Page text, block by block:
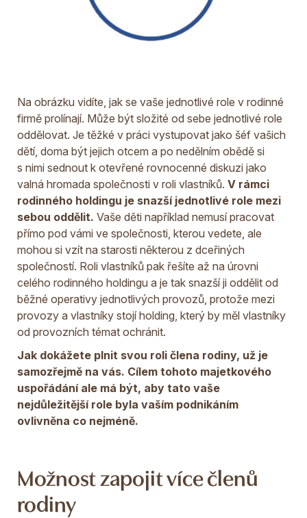
Na obrázku vidíte, jak se vaše jednotlivé role v rodinné
firmě prolínají. Může být složité od sebe jednotlivé role
oddělovat. Je těžké v práci vystupovat jako šéf vašich
dětí, doma být jejich otcem a po nedělním obědě si
s nimi sednout k otevřené rovnocenné diskuzi jako
valná hromada společnosti v roli vlastníků. V rámci
rodinného holdingu je snazší jednotlivé role mezi
sebou oddělit. Vaše děti například nemusí pracovat
přímo pod vámi ve společnosti, kterou vedete, ale
mohou si vzít na starosti některou z dceřiných
společností. Roli vlastníků pak řešíte až na úrovni
celého rodinného holdingu a je tak snazší ji oddělit od
běžné operativy jednotlivých provozů, protože mezi
provozy a vlastníky stojí holding, který by měl vlastníky
od provozních témat ochránit.
Jak dokážete plnit svou roli člena rodiny, už je
samozřejmě na vás. Cílem tohoto majetkového
uspořádání ale má být, aby tato vaše
nejdůležitější role byla vaším podnikáním
ovlivněna co nejméně.
Možnost zapojit více členů
rodiny